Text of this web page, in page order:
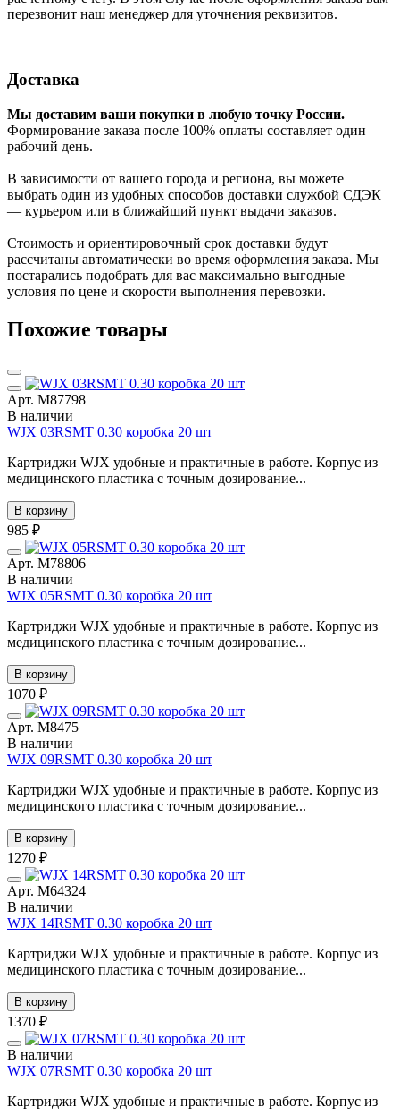
перезвонит наш менеджер для уточнения реквизитов.
Доставка
Мы доставим ваши покупки в любую точку России.
Формирование заказа после 100% оплаты составляет один
рабочий день.
В зависимости от вашего города и региона, вы можете
выбрать один из удобных способов доставки службой СДЭК
— курьером или в ближайший пункт выдачи заказов.
Стоимость и ориентировочный срок доставки будут
рассчитаны автоматически во время оформления заказа. Мы
постарались подобрать для вас максимально выгодные
условия по цене и скорости выполнения перевозки.
Похожие товары
Арт. М87798
В наличии
WJX 03RSMT 0.30 коробка 20 шт
Картриджи WJX удобные и практичные в работе. Корпус из
медицинского пластика с точным дозирование...
В корзину
985 ₽
Арт. М78806
В наличии
WJX 05RSMT 0.30 коробка 20 шт
Картриджи WJX удобные и практичные в работе. Корпус из
медицинского пластика с точным дозирование...
В корзину
1070 ₽
Арт. М8475
В наличии
WJX 09RSMT 0.30 коробка 20 шт
Картриджи WJX удобные и практичные в работе. Корпус из
медицинского пластика с точным дозирование...
В корзину
1270 ₽
Арт. М64324
В наличии
WJX 14RSMT 0.30 коробка 20 шт
Картриджи WJX удобные и практичные в работе. Корпус из
медицинского пластика с точным дозирование...
В корзину
1370 ₽
В наличии
WJX 07RSMT 0.30 коробка 20 шт
Картриджи WJX удобные и практичные в работе. Корпус из